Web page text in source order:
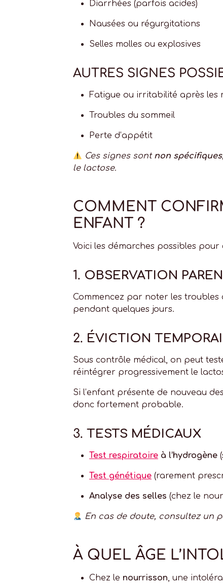
Diarrhées (parfois acides)
Nausées ou régurgitations
Selles molles ou explosives
AUTRES SIGNES
Fatigue ou irritabilité après les
Troubles du sommeil
Perte d’appétit
Ces signes sont non spécifiques
le lactose.
COMMENT
ENFANT ?
Voici les démarches possibles
1. OBSERVATION
Commencez par noter les troubles
pendant quelques jours.
2. ÉVICTION
Sous contrôle médical, on peut
réintégrer progressivement le
Si l’enfant présente de nouveau
donc fortement probable.
3. TESTS MÉDICAUX
Test respiratoire à l’hydrogène
Test génétique (rarement
Analyse des selles (chez le
En cas de doute, consultez un
À QUEL ÂGE
Chez le nourrisson, une